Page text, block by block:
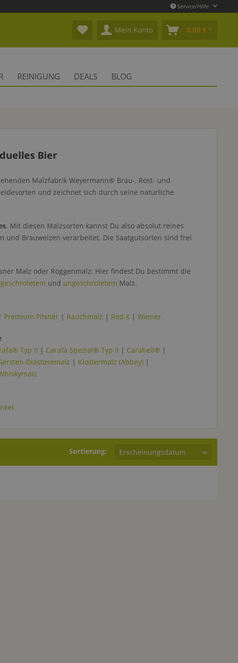
Service/Hilfe
Mein Konto 0,00 € *
REINIGUNG DEALS BLOG
Bier
Malzfabrik Weyermann® Brau-, Röst- und
und zeichnet sich durch seine natürliche
. Mit diesen Malzsorten kannst Du also absolut reines
und Brauweizen verarbeitet. Die Saatgutsorten sind frei
Malz oder Roggenmalz: Hier findest Du bestimmt die
geschrotetem und ungeschrotetem Malz.
| Premium Pilsner | Rauchmalz | Red X | Wiener
Typ II | Carafa Spezial® Typ II | Carahell® |
Diastasemalz | Klostermalz (Abbey) |
Sortierung: